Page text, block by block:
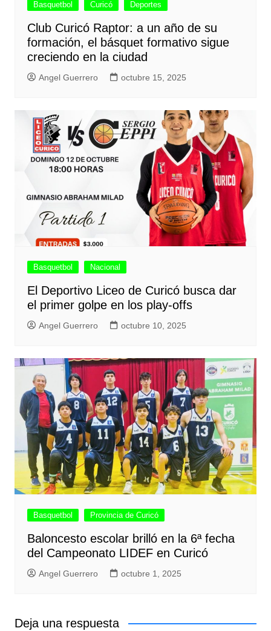
Basquetbol Curicó Deportes
Club Curicó Raptor: a un año de su
formación, el básquet formativo sigue
creciendo en la ciudad
Angel Guerrero octubre 15, 2025
Basquetbol Nacional
El Deportivo Liceo de Curicó busca dar
el primer golpe en los play-offs
Angel Guerrero octubre 10, 2025
Basquetbol Provincia de Curicó
Baloncesto escolar brilló en la 6ª fecha
del Campeonato LIDEF en Curicó
Angel Guerrero octubre 1, 2025
Deja una respuesta